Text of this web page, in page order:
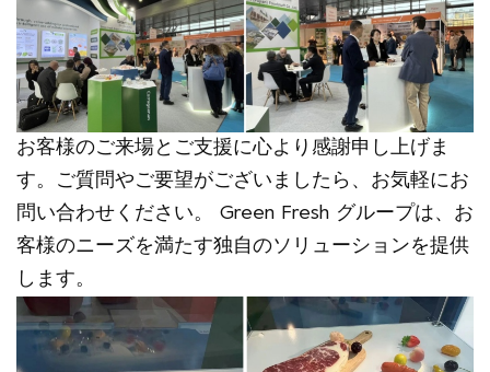
お客様のご来場とご支援に心より感謝申し上げま
す。ご質問やご要望がございましたら、お気軽にお
問い合わせください。 Green Fresh グループは、お
客様のニーズを満たす独自のソリューションを提供
します。